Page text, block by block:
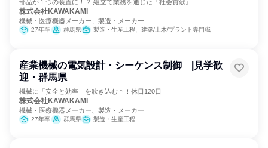
部品が１つの装置に！？ 組立て業務を通じた『社会貢献』
株式会社KAWAKAMI
機械・医療機器メーカー、製造・メーカー
27年卒 群馬県 製造・生産工程、建築/土木/プラント専門職
産業機械の電気設計・シーケンス制御 |見学歓
迎・群馬県
機械に「安全と効率」を吹き込む＊！休日120日
株式会社KAWAKAMI
機械・医療機器メーカー、製造・メーカー
27年卒 群馬県 製造・生産工程